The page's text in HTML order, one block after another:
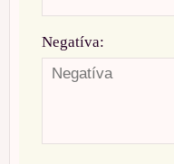
Negatíva: